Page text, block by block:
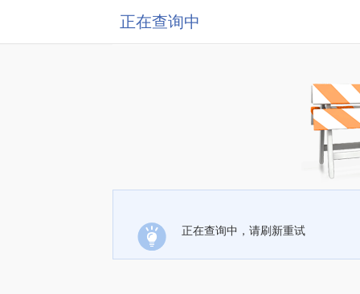
正在查询中
正在查询中，请刷新重试